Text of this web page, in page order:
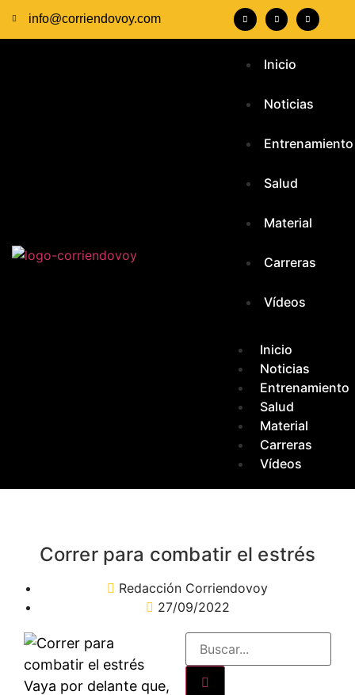
info@corriendovoy.com
Inicio
Noticias
Entrenamiento
Salud
Material
Carreras
Vídeos
Inicio
Noticias
Entrenamiento
Salud
Material
Carreras
Vídeos
Correr para combatir el estrés
Redacción Corriendovoy
27/09/2022
Vaya por delante que,